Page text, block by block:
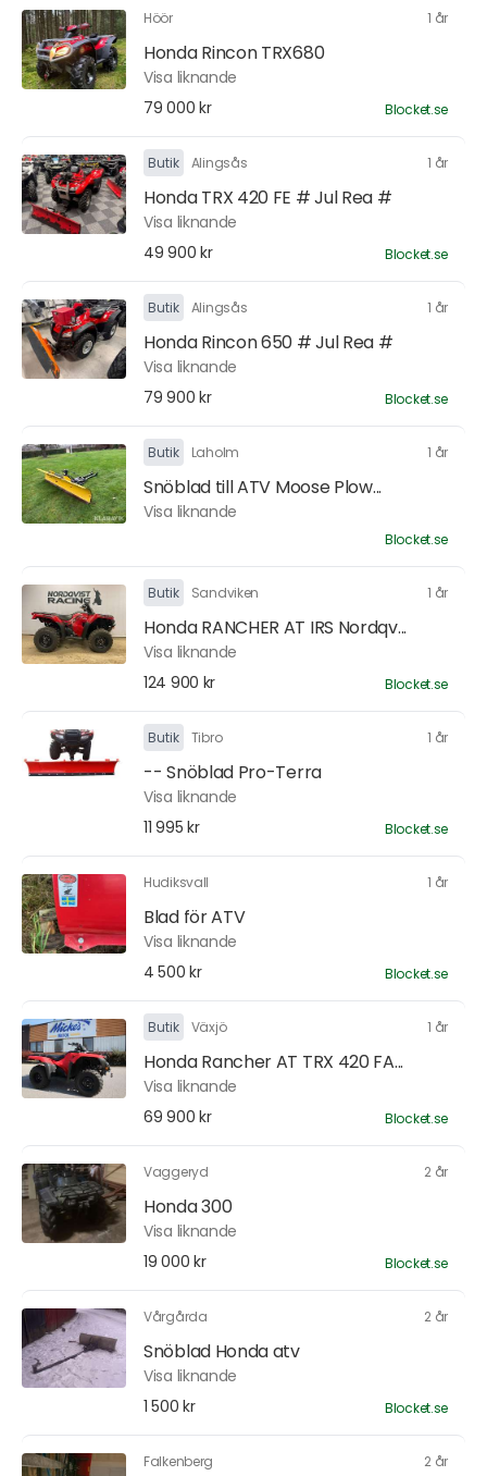
Höör 1 år
Honda Rincon TRX680
Visa liknande
79 000 kr
Blocket.se
Butik Alingsås 1 år
Honda TRX 420 FE # Jul Rea #
Visa liknande
49 900 kr
Blocket.se
Butik Alingsås 1 år
Honda Rincon 650 # Jul Rea #
Visa liknande
79 900 kr
Blocket.se
Butik Laholm 1 år
Snöblad till ATV Moose Plow...
Visa liknande
Blocket.se
Butik Sandviken 1 år
Honda RANCHER AT IRS Nordqv...
Visa liknande
124 900 kr
Blocket.se
Butik Tibro 1 år
-- Snöblad Pro-Terra
Visa liknande
11 995 kr
Blocket.se
Hudiksvall 1 år
Blad för ATV
Visa liknande
4 500 kr
Blocket.se
Butik Växjö 1 år
Honda Rancher AT TRX 420 FA...
Visa liknande
69 900 kr
Blocket.se
Vaggeryd 2 år
Honda 300
Visa liknande
19 000 kr
Blocket.se
Vårgårda 2 år
Snöblad Honda atv
Visa liknande
1 500 kr
Blocket.se
Falkenberg 2 år